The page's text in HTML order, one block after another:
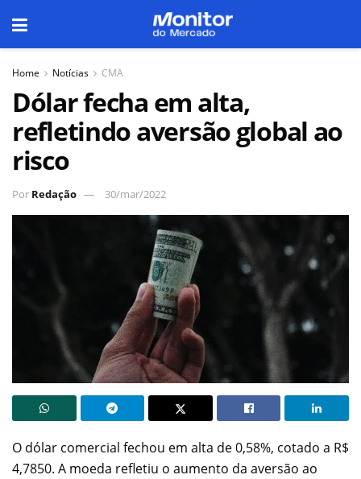
Home Notícias CMA
Dólar fecha em alta,
refletindo aversão global ao
risco
Por Redação 30/mar/2022
O dólar comercial fechou em alta de 0,58%, cotado a R$
4,7850. A moeda refletiu o aumento da aversão ao